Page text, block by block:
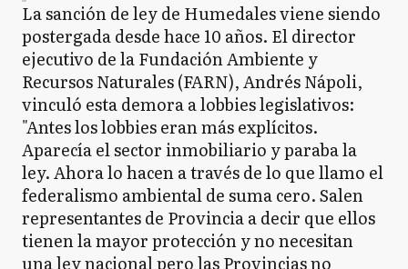
La sanción de ley de Humedales viene siendo
postergada desde hace 10 años. El director
ejecutivo de la Fundación Ambiente y
Recursos Naturales (FARN), Andrés Nápoli,
vinculó esta demora a lobbies legislativos:
"Antes los lobbies eran más explícitos.
Aparecía el sector inmobiliario y paraba la
ley. Ahora lo hacen a través de lo que llamo el
federalismo ambiental de suma cero. Salen
representantes de Provincia a decir que ellos
tienen la mayor protección y no necesitan
una ley nacional pero las Provincias no